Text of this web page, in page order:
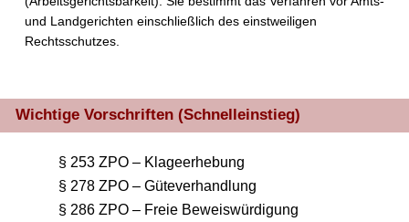
und Landgerichten einschließlich des einstweiligen
Rechtsschutzes.
Wichtige Vorschriften (Schnelleinstieg)
§ 253 ZPO – Klageerhebung
§ 278 ZPO – Güteverhandlung
§ 286 ZPO – Freie Beweiswürdigung